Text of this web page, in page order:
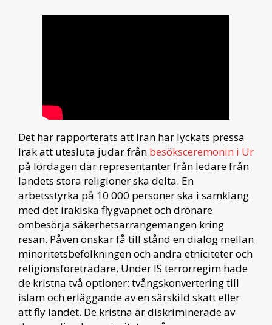
Det har rapporterats att Iran har lyckats pressa
Irak att utesluta judar från besöksceremonin i Ur
på lördagen där representanter från ledare från
landets stora religioner ska delta. En
arbetsstyrka på 10 000 personer ska i samklang
med det irakiska flygvapnet och drönare
ombesörja säkerhetsarrangemangen kring
resan. Påven önskar få till stånd en dialog mellan
minoritetsbefolkningen och andra etniciteter och
religionsföreträdare. Under IS terrorregim hade
de kristna två optioner: tvångskonvertering till
islam och erläggande av en särskild skatt eller
att fly landet. De kristna är diskriminerade av